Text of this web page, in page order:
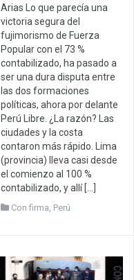
Arias Lo que parecía una
victoria segura del
fujimorismo de Fuerza
Popular con el 73 %
contabilizado, ha pasado a
ser una dura disputa entre
las dos formaciones
políticas, ahora por delante
Perú Libre. ¿La razón? Las
ciudades y la costa
contaron más rápido. Lima
(provincia) lleva casi desde
el comienzo al 100 %
contabilizado, y allí […]
Con firma Perú